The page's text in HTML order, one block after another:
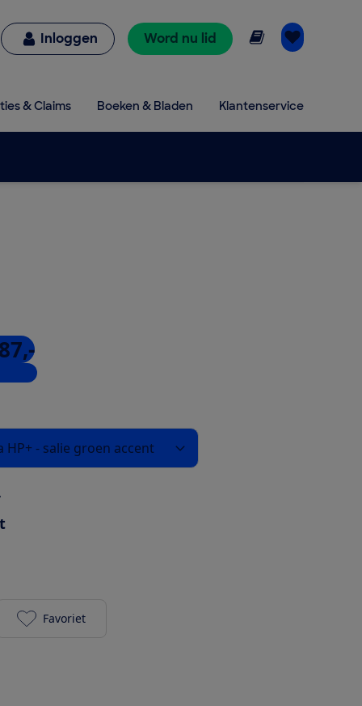
Inloggen Word nu lid Online lezen
& Claims Boeken & Bladen Klantenservice
- salie groen accent
HP Envy 6130e toevoegen aan je favorieten
Favoriet